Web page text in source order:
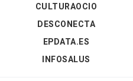
CULTURAOCIO
DESCONECTA
EPDATA.ES
INFOSALUS